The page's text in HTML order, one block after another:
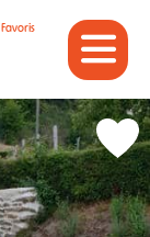
Favoris